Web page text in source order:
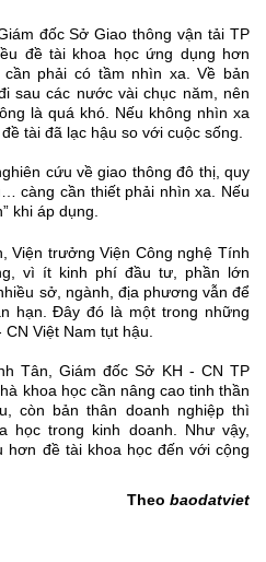
đốc Sở Giao thông vận tải TP
đề tài khoa học ứng dụng hơn
phải có tầm nhìn xa. Về bản
sau các nước vài chục năm, nên
là quá khó. Nếu không nhìn xa
tài đã lạc hậu so với cuộc sống.
cứu về giao thông đô thị, quy
càng cần thiết phải nhìn xa. Nếu
khi áp dụng.
Viện trưởng Viện Công nghệ Tính
vì ít kinh phí đầu tư, phần lớn
sở, ngành, địa phương vẫn để
hạn. Đây đó là một trong những
Việt Nam tụt hậu.
Tân, Giám đốc Sở KH - CN TP
khoa học cần nâng cao tinh thần
còn bản thân doanh nghiệp thì
học trong kinh doanh. Như vậy,
đề tài khoa học đến với cộng
Theo baodatviet